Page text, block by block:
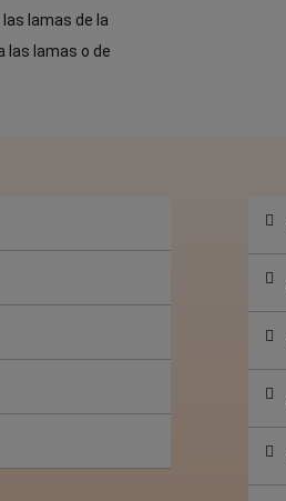
lamas de la
las lamas o de